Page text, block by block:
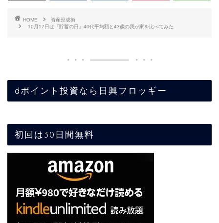
HOME
資産形成術
10月17日は『貯蓄の日』40代平均額と43歳の我が家を比べてみた
dポイント投資なら日興フロッギー
初回は30日間無料